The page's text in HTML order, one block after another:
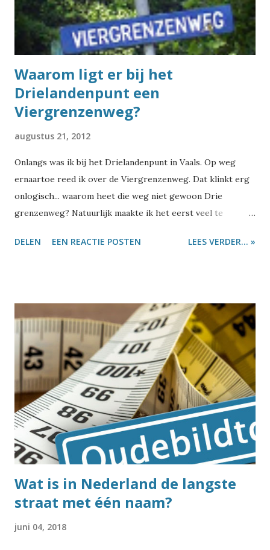
Steenstraat , van Alphen aan den Rijn tot in Zwolle. Dan
komen we bij een bijzonder geval: de Houtstraat komt 32
keer voor in Nederland (van Almere tot Wolvega), maar
vreemd...
Waarom ligt er bij het
Drielandenpunt een
Viergrenzenweg?
augustus 21, 2012
Onlangs was ik bij het Drielandenpunt in Vaals. Op weg
ernaartoe reed ik over de Viergrenzenweg. Dat klinkt erg
onlogisch... waarom heet die weg niet gewoon Drie
grenzenweg? Natuurlijk maakte ik het eerst veel te
school. Er staan vier bomen langs de weg en een man wil
vier bomen staan, heb je immers ook vier slingers nodig.
Maar zo zit het dus niet. En als je drie landen hebt, zitten
daar ook zeker geen vier grenzen tussen. Maar hoe komt
de Viergrenzenweg dan aan zijn naam? Dat is heel
eenvoudig: ons Drielandenpunten was ooit een
Vierlandenpunt. Behalve Nederland, België en Duitsland
kwam ook Neutraal Moresnet nog op dit punt uit. Neutraal
Moresnet? Na de val van Napoleon werden in 1815 tijdens
het Congres van Wenen nieuwe afspraken gemaakt over de
lan...
DELEN EEN REACTIE POSTEN LEES VERDER... »
Wat is in Nederland de langste
straat met één naam?
juni 04, 2018